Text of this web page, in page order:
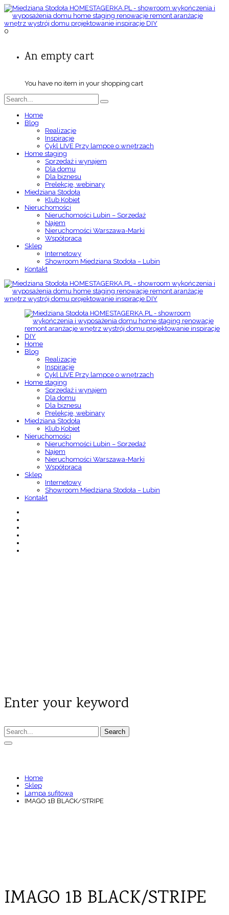
0
An empty cart
You have no item in your shopping cart
Home
Blog
Realizacje
Inspiracje
Cykl LIVE Przy lampce o wnętrzach
Home staging
Sprzedaż i wynajem
Dla domu
Dla biznesu
Prelekcje, webinary
Miedziana Stodoła
Klub Kobiet
Nieruchomości
Nieruchomości Lubin – Sprzedaż
Najem
Nieruchomości Warszawa-Marki
Współpraca
Sklep
Internetowy
Showroom Miedziana Stodoła – Lubin
Kontakt
Home
Blog
Realizacje
Inspiracje
Cykl LIVE Przy lampce o wnętrzach
Home staging
Sprzedaż i wynajem
Dla domu
Dla biznesu
Prelekcje, webinary
Miedziana Stodoła
Klub Kobiet
Nieruchomości
Nieruchomości Lubin – Sprzedaż
Najem
Nieruchomości Warszawa-Marki
Współpraca
Sklep
Internetowy
Showroom Miedziana Stodoła – Lubin
Kontakt
Enter your keyword
Search
Home
Sklep
Lampa sufitowa
IMAGO 1B BLACK/STRIPE
IMAGO 1B BLACK/STRIPE